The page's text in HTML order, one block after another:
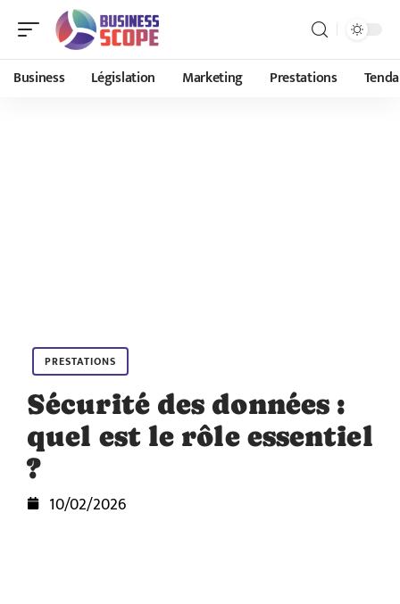
Business Législation Marketing Prestations
PRESTATIONS
Sécurité des données :
quel est le rôle essentiel
?
10/02/2026